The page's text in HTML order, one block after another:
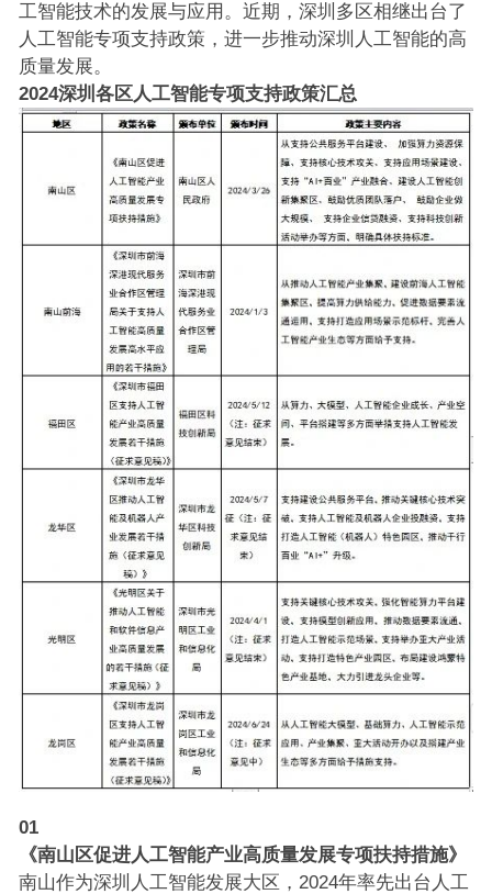
工智能技术的发展与应用。近期，深圳多区相继出台了
人工智能专项支持政策，进一步推动深圳人工智能的高
质量发展。
2024深圳各区人工智能专项支持政策汇总
01
《南山区促进人工智能产业高质量发展专项扶持措施》
南山作为深圳人工智能发展大区，2024年率先出台人工